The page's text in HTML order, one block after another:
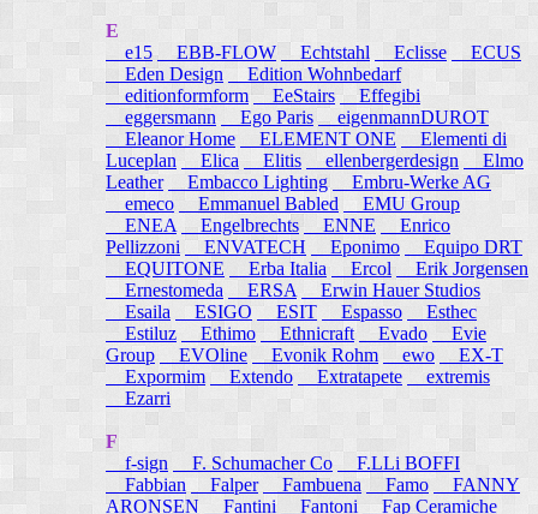
E
e15 EBB-FLOW Echtstahl Eclisse
ECUS
Eden Design
Edition Wohnbedarf
editionformform
EeStairs
Effegibi
eggersmann
Ego Paris
eigenmannDUROT
Eleanor Home
ELEMENT ONE
Elementi di
Luceplan
Elica Elitis ellenbergerdesign
Elmo
Leather
Embacco Lighting
Embru-Werke AG
emeco
Emmanuel Babled
EMU Group
ENEA
Engelbrechts ENNE
Enrico
Pellizzoni ENVATECH Eponimo
Equipo DRT
EQUITONE
Erba Italia Ercol
Erik Jorgensen
Ernestomeda
ERSA
Erwin Hauer Studios
Esaila
ESIGO ESIT Espasso
Esthec
Estiluz
Ethimo Ethnicraft Evado
Evie
Group
EVOline Evonik Rohm ewo
EX-T
Expormim
Extendo Extratapete
extremis
Ezarri
F
f-sign
F. Schumacher Co
F.LLi BOFFI
Fabbian
Falper Fambuena Famo
FANNY
ARONSEN
Fantini Fantoni
Fap Ceramiche